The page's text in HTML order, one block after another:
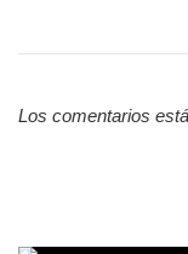
Los comentarios